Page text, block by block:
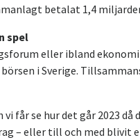
betalat 1,4
spel
eller ibland
i Sverige.
får se hur det går 2023
– eller till och med blivit